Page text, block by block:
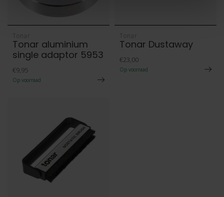
Tonar
Tonar aluminium
single adaptor 5953
€9,95
Op voorraad
Tonar
Tonar Dustaway
€23,00
Op voorraad